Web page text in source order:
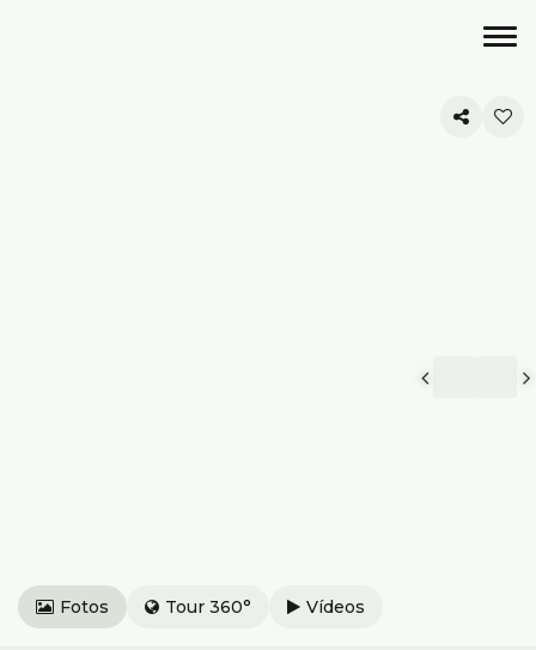
Fotos Tour 360° Vídeos